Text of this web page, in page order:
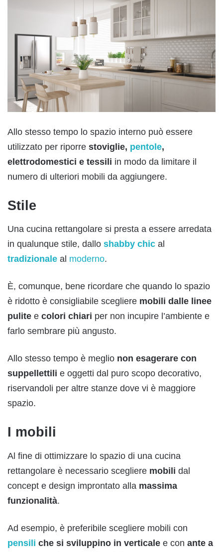
Allo stesso tempo lo spazio interno può essere
utilizzato per riporre stoviglie, pentole,
elettrodomestici e tessili in modo da limitare il
numero di ulteriori mobili da aggiungere.
Stile
Una cucina rettangolare si presta a essere arredata
in qualunque stile, dallo shabby chic al
tradizionale al moderno.
È, comunque, bene ricordare che quando lo spazio
è ridotto è consigliabile scegliere mobili dalle linee
pulite e colori chiari per non incupire l’ambiente e
farlo sembrare più angusto.
Allo stesso tempo è meglio non esagerare con
suppellettili e oggetti dal puro scopo decorativo,
riservandoli per altre stanze dove vi è maggiore
spazio.
I mobili
Al fine di ottimizzare lo spazio di una cucina
rettangolare è necessario scegliere mobili dal
concept e design improntato alla massima
funzionalità.
Ad esempio, è preferibile scegliere mobili con
pensili che si sviluppino in verticale e con ante a